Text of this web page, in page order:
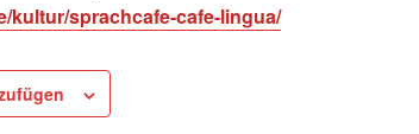
kultur/sprachcafe-cafe-lingua/